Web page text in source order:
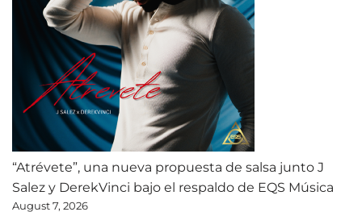
“Atrévete”, una nueva propuesta de salsa junto J
Salez y DerekVinci bajo el respaldo de EQS Música
August 7, 2026